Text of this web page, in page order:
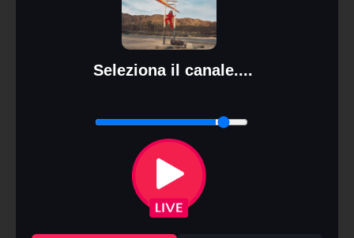
Seleziona il canale....